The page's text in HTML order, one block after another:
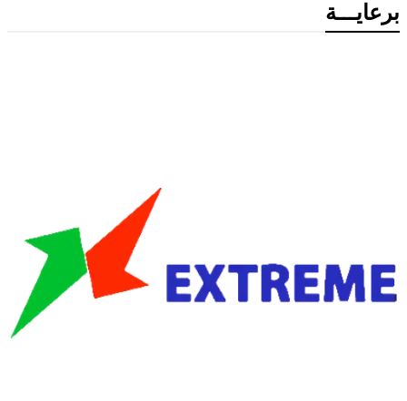
برعايـــة